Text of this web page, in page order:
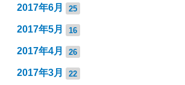
2017年6月 25
2017年5月 16
2017年4月 26
2017年3月 22